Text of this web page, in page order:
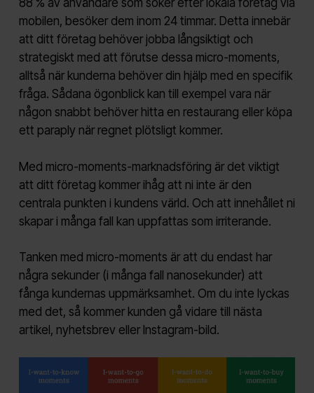
88 % av användare som söker efter lokala företag via
mobilen, besöker dem inom 24 timmar. Detta innebär
att ditt företag behöver jobba långsiktigt och
strategiskt med att förutse dessa micro-moments,
alltså när kunderna behöver din hjälp med en specifik
fråga. Sådana ögonblick kan till exempel vara när
någon snabbt behöver hitta en restaurang eller köpa
ett paraply när regnet plötsligt kommer.
Med micro-moments-marknadsföring är det viktigt
att ditt företag kommer ihåg att ni inte är den
centrala punkten i kundens värld. Och att innehållet ni
skapar i många fall kan uppfattas som irriterande.
Tanken med micro-moments är att du endast har
några sekunder (i många fall nanosekunder) att
fånga kundernas uppmärksamhet. Om du inte lyckas
med det, så kommer kunden gå vidare till nästa
artikel, nyhetsbrev eller Instagram-bild.